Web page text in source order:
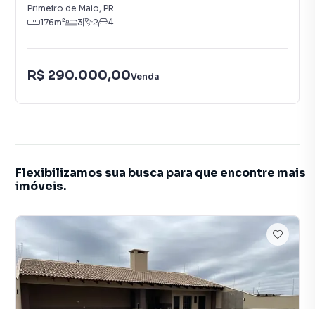
Primeiro de Maio, PR
176m² 3 2 4
R$ 290.000,00Venda
Flexibilizamos sua busca para que encontre mais
imóveis.